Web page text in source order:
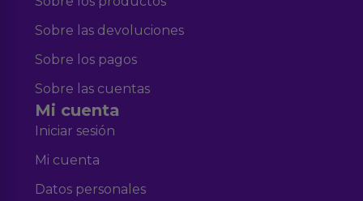
Sobre las devoluciones
Sobre los pagos
Sobre las cuentas
Mi cuenta
Iniciar sesión
Mi cuenta
Datos personales